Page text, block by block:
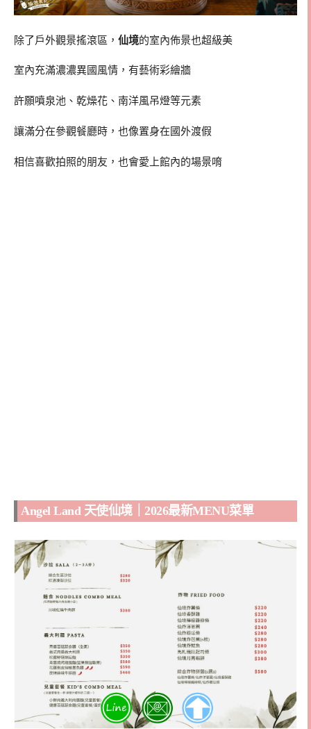
除了戶外觀景搖滾區， 仙境的室內佈景也超級美
室內充滿濃濃異國風情，有藝術彩繪牆
許願噴泉池、乾燥花、南洋風吊燈等元素
讓滿分在參觀餐廳時，也像置身在國外渡假
相信喜歡拍照的朋友，也會愛上館內的場景唷
Angel Land 天使仙境｜2026最新MENU菜單